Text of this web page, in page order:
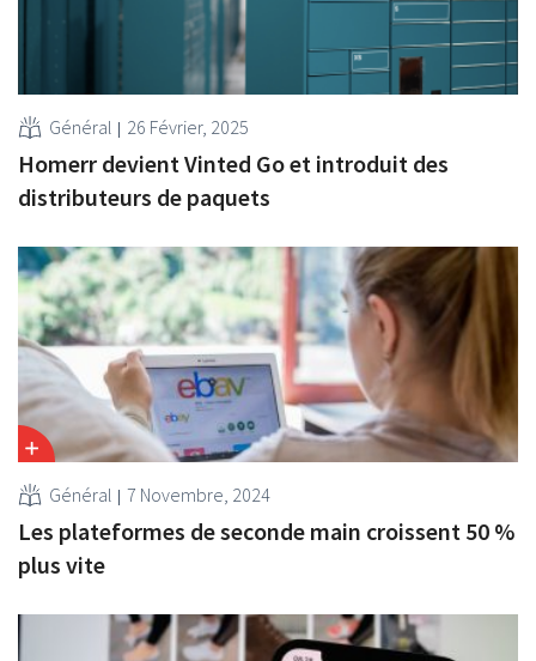
Général 26 Février, 2025
Homerr devient Vinted Go et introduit des
distributeurs de paquets
Général 7 Novembre, 2024
Les plateformes de seconde main croissent 50 %
plus vite